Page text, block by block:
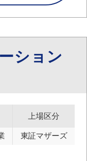
ション
上場区分
東証マザーズ